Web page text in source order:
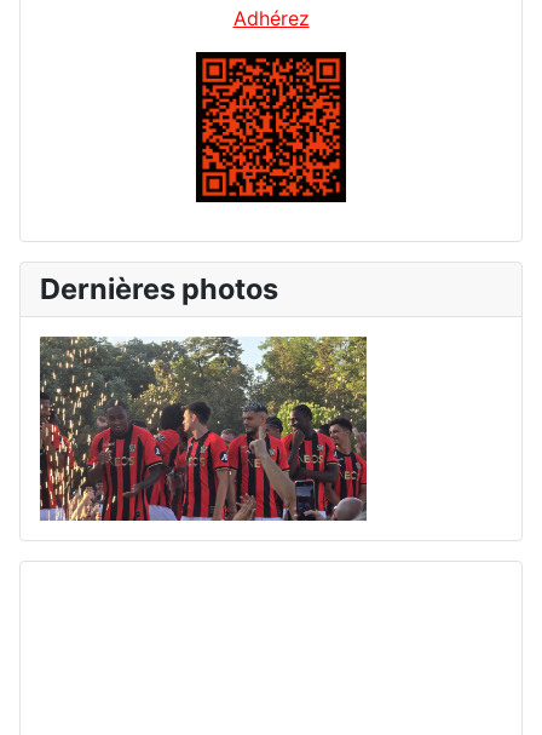
Adhérez
Dernières photos